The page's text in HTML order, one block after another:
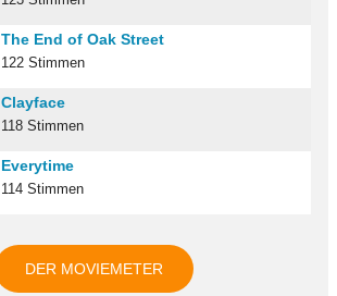
The End of Oak Street
122 Stimmen
Clayface
118 Stimmen
Everytime
114 Stimmen
DER MOVIEMETER